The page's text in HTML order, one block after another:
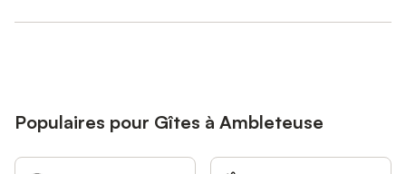
Populaires pour Gîtes à Ambleteuse